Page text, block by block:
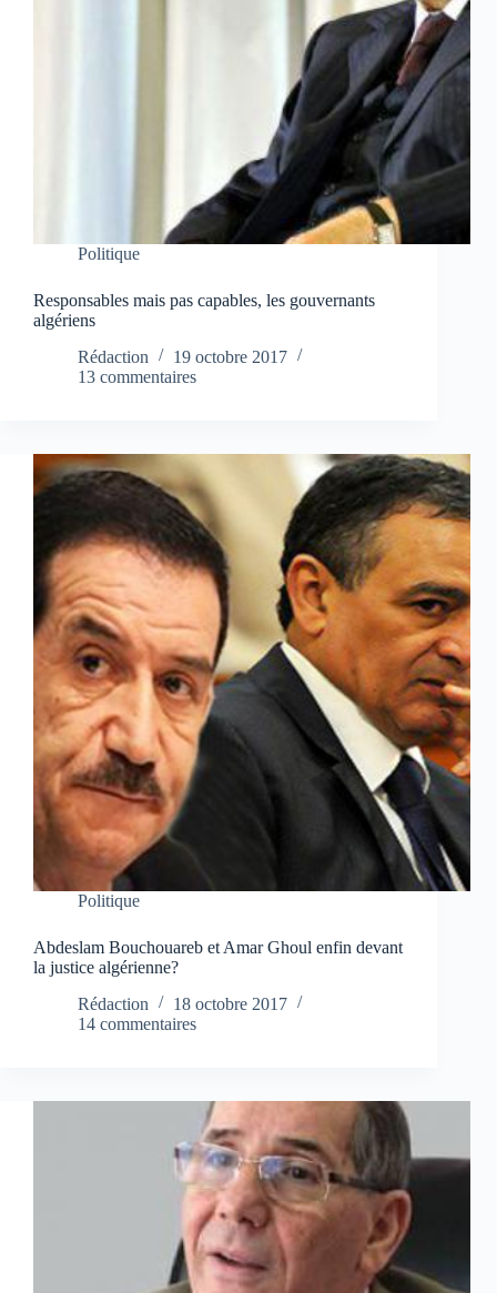
Politique
Responsables mais pas capables, les gouvernants
algériens
Rédaction
19 octobre 2017
13 commentaires
Politique
Abdeslam Bouchouareb et Amar Ghoul enfin devant
la justice algérienne?
Rédaction
18 octobre 2017
14 commentaires